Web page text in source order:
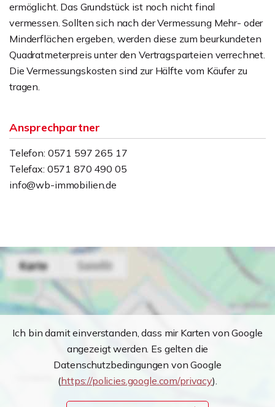
ermöglicht. Das Grundstück ist noch nicht final
vermessen. Sollten sich nach der Vermessung Mehr- oder
Minderflächen ergeben, werden diese zum beurkundeten
Quadratmeterpreis unter den Vertragsparteien verrechnet.
Die Vermessungskosten sind zur Hälfte vom Käufer zu
tragen.
Ansprechpartner
Telefon: 0571 597 265 17
Telefax: 0571 870 490 05
info@wb-immobilien.de
Ich bin damit einverstanden, dass mir Karten von Google
angezeigt werden. Es gelten die
Datenschutzbedingungen von Google
(https://policies.google.com/privacy).